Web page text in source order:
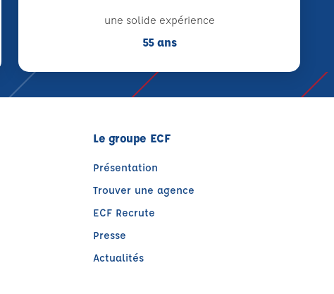
une solide expérience
55 ans
Le groupe ECF
Présentation
Trouver une agence
ECF Recrute
Presse
Actualités